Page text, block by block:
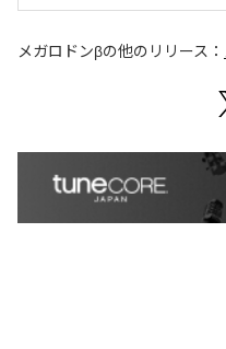
メガロドンβの他のリリース：